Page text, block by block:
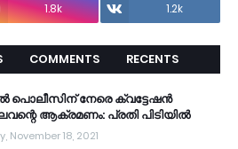
1.8k 1.2k
COMMENTS RECENTS
പൊലീസിന് നേരെ ക്വട്ടേഷൻ
ആക്രമണം: പ്രതി പിടിയിൽ
November 18, 2021